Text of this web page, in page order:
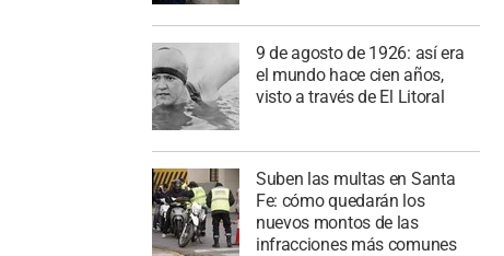
9 de agosto de 1926: así era
el mundo hace cien años,
visto a través de El Litoral
Suben las multas en Santa
Fe: cómo quedarán los
nuevos montos de las
infracciones más comunes